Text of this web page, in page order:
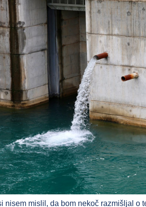
nisem mislil, da bom nekoč razmišljal o